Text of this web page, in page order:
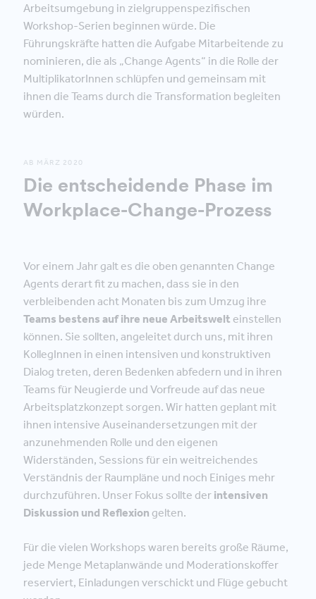
Arbeitsumgebung in zielgruppenspezifischen
Workshop-Serien beginnen würde. Die
Führungskräfte hatten die Aufgabe Mitarbeitende zu
nominieren, die als „Change Agents“ in die Rolle der
MultiplikatorInnen schlüpfen und gemeinsam mit
ihnen die Teams durch die Transformation begleiten
würden.
AB MÄRZ 2020
Die entscheidende Phase im
Workplace-Change-Prozess
Vor einem Jahr galt es die oben genannten Change
Agents derart fit zu machen, dass sie in den
verbleibenden acht Monaten bis zum Umzug ihre
Teams bestens auf ihre neue Arbeitswelt einstellen
können. Sie sollten, angeleitet durch uns, mit ihren
KollegInnen in einen intensiven und konstruktiven
Dialog treten, deren Bedenken abfedern und in ihren
Teams für Neugierde und Vorfreude auf das neue
Arbeitsplatzkonzept sorgen. Wir hatten geplant mit
ihnen intensive Auseinandersetzungen mit der
anzunehmenden Rolle und den eigenen
Widerständen, Sessions für ein weitreichendes
Verständnis der Raumpläne und noch Einiges mehr
durchzuführen. Unser Fokus sollte der intensiven
Diskussion und Reflexion gelten.
Für die vielen Workshops waren bereits große Räume,
jede Menge Metaplanwände und Moderationskoffer
reserviert, Einladungen verschickt und Flüge gebucht